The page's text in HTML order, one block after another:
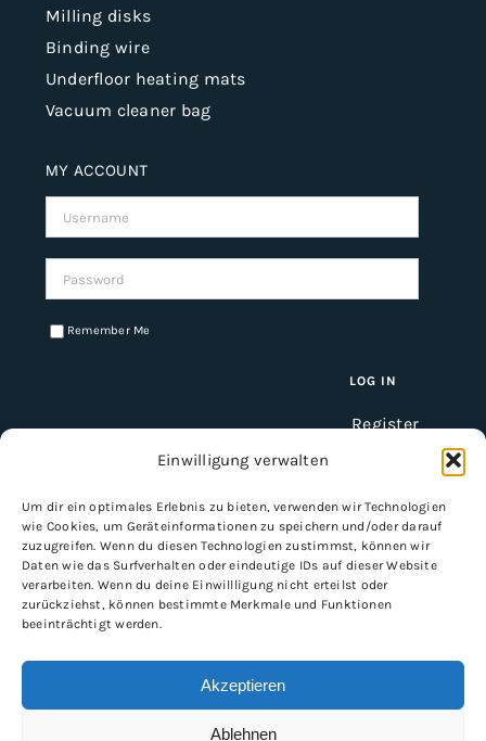
Einwilligung verwalten
Um dir ein optimales Erlebnis zu bieten, verwenden wir Technologien
wie Cookies, um Geräteinformationen zu speichern und/oder darauf
zuzugreifen. Wenn du diesen Technologien zustimmst, können wir
Daten wie das Surfverhalten oder eindeutige IDs auf dieser Website
verarbeiten. Wenn du deine Einwillligung nicht erteilst oder
zurückziehst, können bestimmte Merkmale und Funktionen
beeinträchtigt werden.
Akzeptieren
Ablehnen
Milling disks
Binding wire
Underfloor heating mats
Vacuum cleaner bag
MY ACCOUNT
Username:
Password:
Remember Me
Register
INFORMATION
Imprint
General Terms and Conditions
Data protection